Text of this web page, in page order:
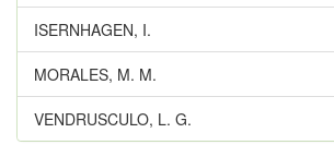
ISERNHAGEN, I.
MORALES, M. M.
VENDRUSCULO, L. G.